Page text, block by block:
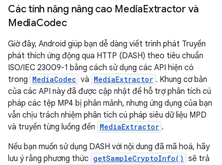
Các tính năng nâng cao MediaExtractor và
MediaCodec
Giờ đây, Android giúp bạn dễ dàng viết trình phát Truyền
phát thích ứng động qua HTTP (DASH) theo tiêu chuẩn
ISO/IEC 23009-1 bằng cách sử dụng các API hiện có
trong MediaCodec và MediaExtractor . Khung cơ bản
của các API này đã được cập nhật để hỗ trợ phân tích cú
pháp các tệp MP4 bị phân mảnh, nhưng ứng dụng của bạn
vẫn chịu trách nhiệm phân tích cú pháp siêu dữ liệu MPD
và truyền từng luồng đến MediaExtractor .
Nếu bạn muốn sử dụng DASH với nội dung đã mã hoá, hãy
lưu ý rằng phương thức getSampleCryptoInfo() sẽ trả